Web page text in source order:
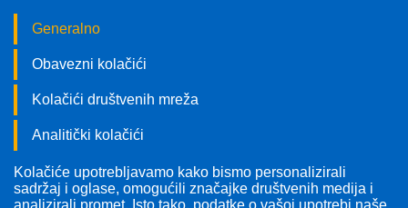
Pratite nas!
Generalno
Obavezni kolačići
Kolačići društvenih mreža
Analitički kolačići
Kolačiće upotrebljavamo kako bismo personalizirali
sadržaj i oglase, omogućili značajke društvenih medija i
analizirali promet. Isto tako, podatke o vašoj upotrebi naše